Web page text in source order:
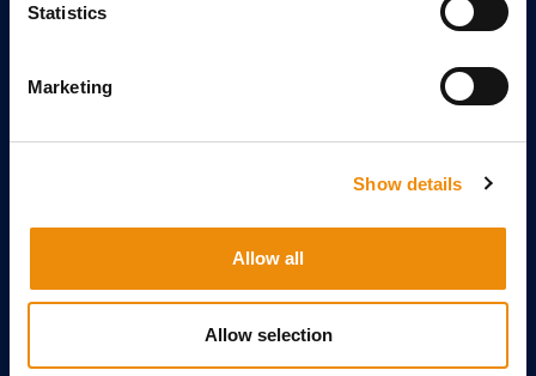
Statistics
Marketing
Show details
Allow all
Allow selection
O nas
Nasz zespół
ZAPISZ SIĘ DO NASZEGO NEWSLETTERA